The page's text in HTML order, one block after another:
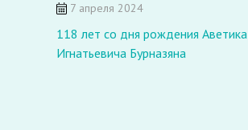
7 апреля 2024
118 лет со дня рождения Аветика
Игнатьевича Бурназяна